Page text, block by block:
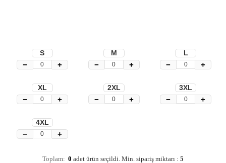
S
− +
M
− +
L
− +
XL
− +
2XL
− +
3XL
− +
4XL
− +
Toplam: 0 adet ürün seçildi. Min. sipariş miktarı : 5